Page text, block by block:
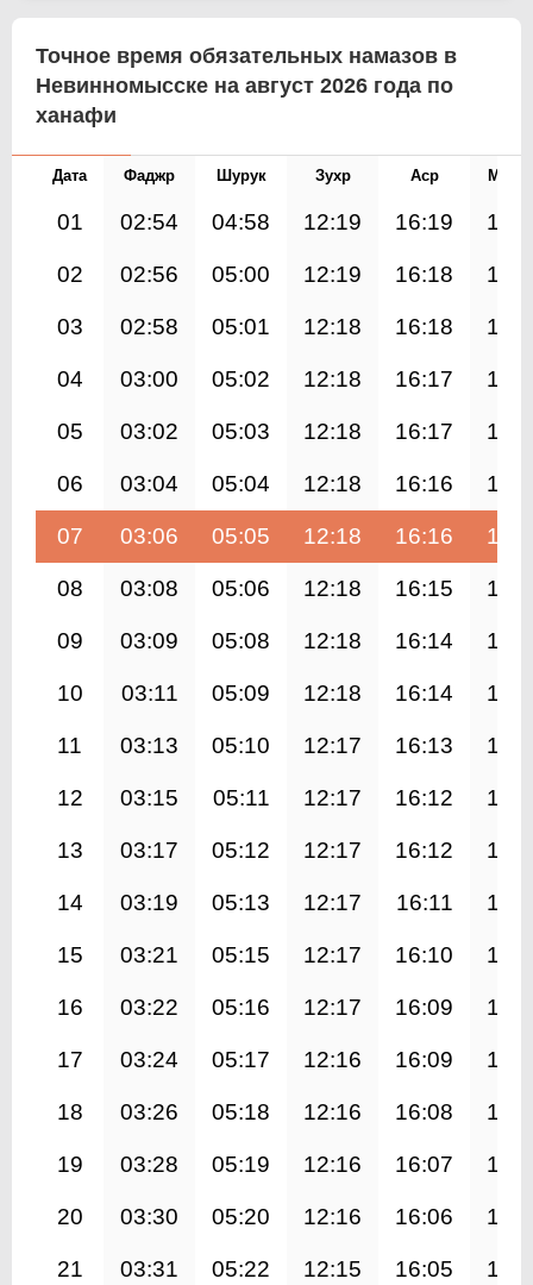
Точное время обязательных намазов в
Невинномысске на август 2026 года по
ханафи
Дата Фаджр Шурук Зухр Аср
01 02:54 04:58 12:19 16:19
02 02:56 05:00 12:19 16:18
03 02:58 05:01 12:18 16:18
04 03:00 05:02 12:18 16:17
05 03:02 05:03 12:18 16:17
06 03:04 05:04 12:18 16:16
07 03:06 05:05 12:18 16:16
08 03:08 05:06 12:18 16:15
09 03:09 05:08 12:18 16:14
10 03:11 05:09 12:18 16:14
11 03:13 05:10 12:17 16:13
12 03:15 05:11 12:17 16:12
13 03:17 05:12 12:17 16:12
14 03:19 05:13 12:17 16:11
15 03:21 05:15 12:17 16:10
16 03:22 05:16 12:17 16:09
17 03:24 05:17 12:16 16:09
18 03:26 05:18 12:16 16:08
19 03:28 05:19 12:16 16:07
20 03:30 05:20 12:16 16:06
21 03:31 05:22 12:15 16:05